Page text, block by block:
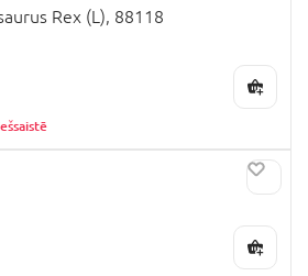
Rex (L), 88118